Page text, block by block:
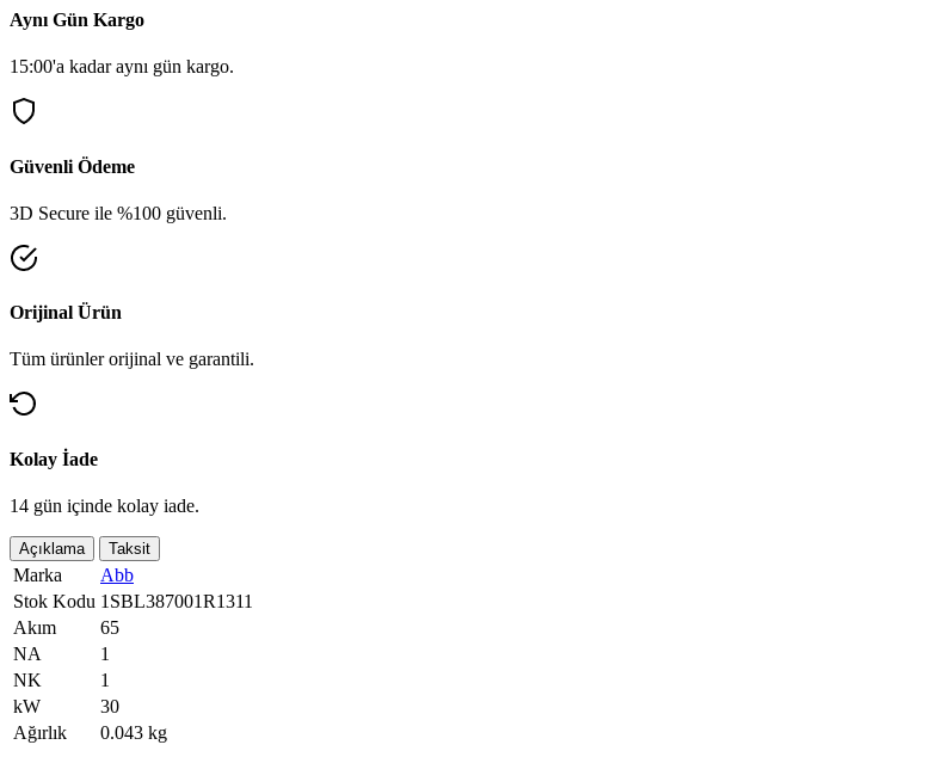
Aynı Gün Kargo
15:00'a kadar aynı gün kargo.
Güvenli Ödeme
3D Secure ile %100 güvenli.
Orijinal Ürün
Tüm ürünler orijinal ve garantili.
Kolay İade
14 gün içinde kolay iade.
Açıklama Taksit
Marka
Abb
Stok Kodu 1SBL387001R1311
Akım
65
NA
1
NK
1
kW
30
Ağırlık
0.043 kg